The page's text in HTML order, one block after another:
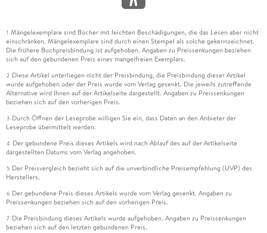
1 Mängelexemplare sind Bücher mit leichten Beschädigungen, die das Lesen aber nicht
einschränken. Mängelexemplare sind durch einen Stempel als solche gekennzeichnet.
Die frühere Buchpreisbindung ist aufgehoben. Angaben zu Preissenkungen beziehen
sich auf den gebundenen Preis eines mangelfreien Exemplars.
2 Diese Artikel unterliegen nicht der Preisbindung, die Preisbindung dieser Artikel
wurde aufgehoben oder der Preis wurde vom Verlag gesenkt. Die jeweils zutreffende
Alternative wird Ihnen auf der Artikelseite dargestellt. Angaben zu Preissenkungen
beziehen sich auf den vorherigen Preis.
3 Durch Öffnen der Leseprobe willigen Sie ein, dass Daten an den Anbieter der
Leseprobe übermittelt werden.
4 Der gebundene Preis dieses Artikels wird nach Ablauf des auf der Artikelseite
dargestellten Datums vom Verlag angehoben.
5 Der Preisvergleich bezieht sich auf die unverbindliche Preisempfehlung (UVP) des
Herstellers.
6 Der gebundene Preis dieses Artikels wurde vom Verlag gesenkt. Angaben zu
Preissenkungen beziehen sich auf den vorherigen Preis.
7 Die Preisbindung dieses Artikels wurde aufgehoben. Angaben zu Preissenkungen
beziehen sich auf den letzten gebundenen Preis.